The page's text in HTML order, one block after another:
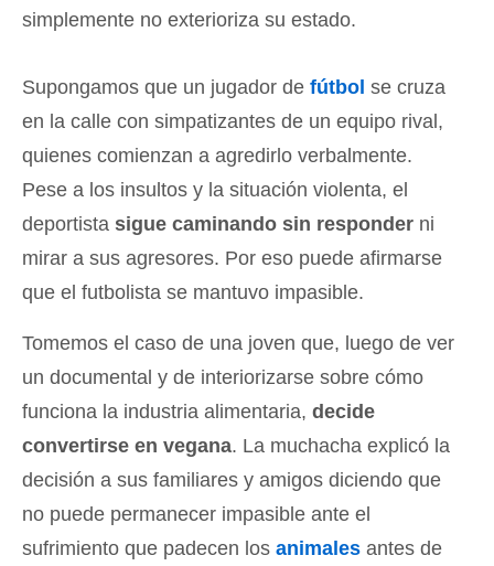
simplemente no exterioriza su estado.
Supongamos que un jugador de fútbol se cruza
en la calle con simpatizantes de un equipo rival,
quienes comienzan a agredirlo verbalmente.
Pese a los insultos y la situación violenta, el
deportista sigue caminando sin responder ni
mirar a sus agresores. Por eso puede afirmarse
que el futbolista se mantuvo impasible.
Tomemos el caso de una joven que, luego de ver
un documental y de interiorizarse sobre cómo
funciona la industria alimentaria, decide
convertirse en vegana. La muchacha explicó la
decisión a sus familiares y amigos diciendo que
no puede permanecer impasible ante el
sufrimiento que padecen los animales antes de